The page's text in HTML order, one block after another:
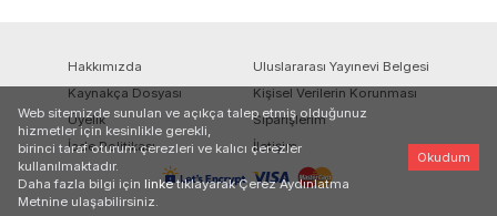
Hakkımızda
Uluslararası Yayınevi Belgesi
Kaynakça Dosyası
Kişisel Verilerin Korunması
Üyelik
Siparişlerim
İade Politikası
İletişim
Web sitemizde sunulan ve açıkça talep etmiş olduğunuz
hizmetler için kesinlikle gerekli,
birinci taraf oturum çerezleri ve kalıcı çerezler
kullanılmaktadır.
Daha fazla bilgi için linke tıklayarak Çerez Aydınlatma
Metnine ulaşabilirsiniz.
Okudum